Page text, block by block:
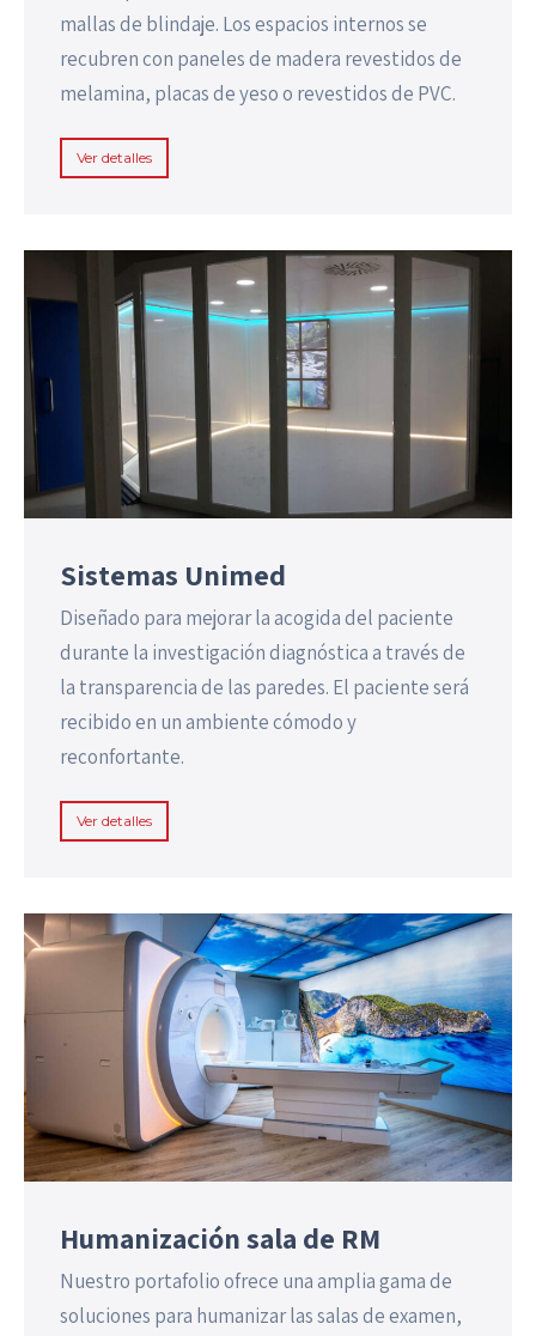
mallas de blindaje. Los espacios internos se
recubren con paneles de madera revestidos de
melamina, placas de yeso o revestidos de PVC.
Ver detalles
Sistemas Unimed
Diseñado para mejorar la acogida del paciente
durante la investigación diagnóstica a través de
la transparencia de las paredes. El paciente será
recibido en un ambiente cómodo y
reconfortante.
Ver detalles
Humanización sala de RM
Nuestro portafolio ofrece una amplia gama de
soluciones para humanizar las salas de examen,